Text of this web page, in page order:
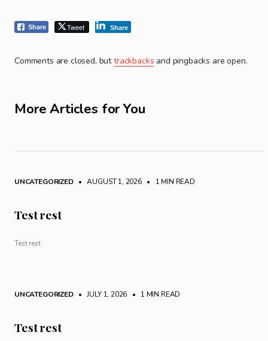
Share Tweet Share
Comments are closed, buttrackbacks and pingbacks are open.
More Articles for You
UNCATEGORIZED • AUGUST 1, 2026 • 1 MIN READ
Test rest
Test rest
UNCATEGORIZED • JULY 1, 2026 • 1 MIN READ
Test rest